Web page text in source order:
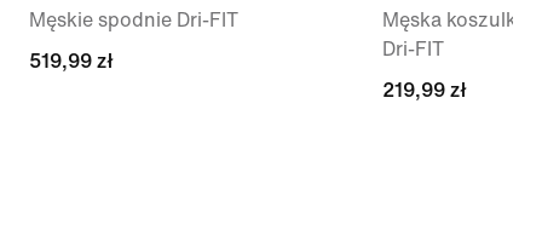
Męskie spodnie Dri-FIT
519,99 zł
519,99 zł
Męska koszulka
Dri-FIT
219,99 zł
219,99 zł